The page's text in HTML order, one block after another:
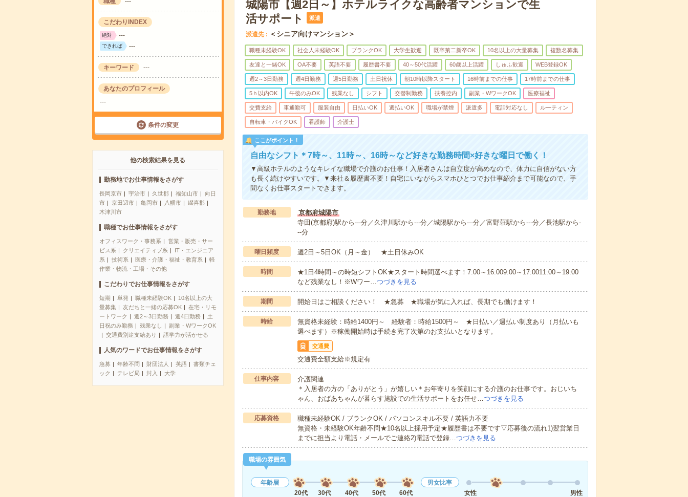
こだわりINDEX
絶対 ---
できれば ---
キーワード ---
あなたのプロフィール
---
条件の変更
他の検索結果を見る
勤務地でお仕事情報をさがす
長岡京市 宇治市 久世郡 福知山市
向日
市
京田辺市 亀岡市 八幡市
綴喜郡
木津川市
職種でお仕事情報をさがす
オフィスワーク・事務系
営業・販売・サー
ビス系
クリエイティブ系
IT・エンジニア
系
技術系 医療・介護・福祉・教育系
軽
作業・物流・工場・その他
こだわりでお仕事情報をさがす
短期 単発 職種未経験OK
10名以上の大
量募集
友だちと一緒の応募OK
在宅・リモ
ートワーク
週2～3日勤務 週4日勤務
土
日祝のみ勤務
残業なし
副業・WワークOK
交通費別途支給あり
語学力が活かせる
人気のワードでお仕事情報をさがす
急募 年齢不問 財団法人 英語
書類チェ
ック
テレビ局 封入 大学
城陽市【週2日～】ホテルライクな高齢者マンションで生
活サポート
派遣
派遣先 ＜シニア向けマンション＞
職種未経験OK 社会人未経験OK ブランクOK 大学生歓迎 既卒第二新卒OK 10名以上の大量募集 複数名募集
友達と一緒OK OA不要 英語不要 履歴書不要 40～50代活躍 60歳以上活躍 しゅふ歓迎 WEB登録OK
週2～3日勤務 週4日勤務 週5日勤務 土日祝休 朝10時以降スタート 16時前までの仕事 17時前までの仕事
5ｈ以内OK 午後のみOK 残業なし シフト 交替制勤務 扶養控内 副業・WワークOK 医療福祉
交費支給 車通勤可 服装自由 日払いOK 週払いOK 職場が禁煙 派遣多 電話対応なし ルーティン
自転車・バイクOK 看護師 介護士
ここがポイント！
自由なシフト＊7時～、11時～、16時～など好きな勤務時間×好きな曜日で働く！
▼高級ホテルのようなキレイな職場で介護のお仕事！入居者さんは自立度が高めなので、体力に自信がない方
も長く続けやすいです。▼来社＆履歴書不要！自宅にいながらスマホひとつでお仕事紹介まで可能なので、手
間なくお仕事スタートできます。
勤務地
京都府城陽市
寺田(京都府)駅から---分／久津川駅から---分／城陽駅から---分／富野荘駅から---分／長池駅から-
--分
曜日頻度 週2日～5日OK（月～金） ★土日休みOK
時間
★1日4時間～の時短シフトOK★スタート時間選べます！7:00～16:009:00～17:0011:00～19:00
など残業なし！※Wワー…つづきを見る
期間 開始日はご相談ください！ ★急募 ★職場が気に入れば、長期でも働けます！
時給
無資格未経験：時給1400円～ 経験者：時給1500円～ ★日払い／週払い制度あり（月払いも
選べます）※稼働開始時は手続き完了次第のお支払いとなります。
交通費
交通費全額支給※規定有
仕事内容
介護関連
＊入居者の方の「ありがとう」が嬉しい＊お年寄りを笑顔にする介護のお仕事です。おじいち
ゃん、おばあちゃんが暮らす施設での生活サポートをお任せ…つづきを見る
応募資格
職種未経験OK / ブランクOK / パソコンスキル不要 / 英語力不要
無資格・未経験OK年齢不問★10名以上採用予定★履歴書は不要です▽応募後の流れ1)翌営業日
までに担当より電話・メールでご連絡2)電話で登録…つづきを見る
職場の雰囲気
年齢層
20代
30代 40代 50代 60代
男女比率
女性
男性